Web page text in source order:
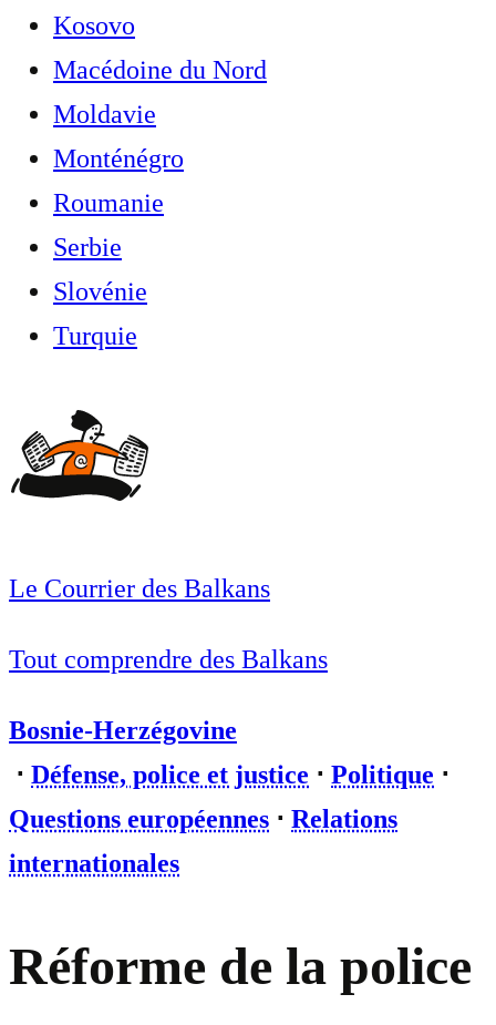
Kosovo
Macédoine du Nord
Moldavie
Monténégro
Roumanie
Serbie
Slovénie
Turquie
Le Courrier des Balkans
Tout comprendre des Balkans
Bosnie-Herzégovine
⋅ Défense, police et justice ⋅ Politique ⋅
Questions européennes ⋅ Relations
internationales
Réforme de la police